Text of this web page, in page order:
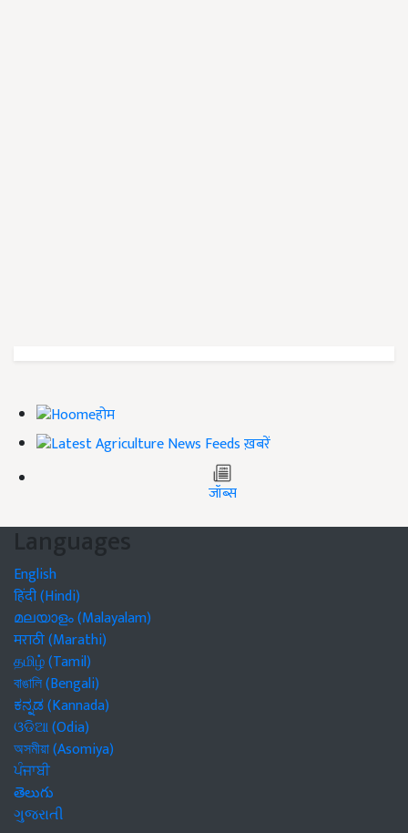
होम
ख़बरें
जॉब्स
Languages
English
हिंदी (Hindi)
മലയാളം (Malayalam)
मराठी (Marathi)
தமிழ் (Tamil)
বাঙালি (Bengali)
ಕನ್ನಡ (Kannada)
ଓଡିଆ (Odia)
অসমীয়া (Asomiya)
ਪੰਜਾਬੀ
తెలుగు
ગુજરાતી